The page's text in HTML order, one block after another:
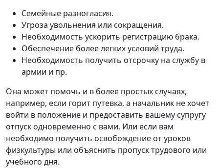
Семейные разногласия.
Угроза увольнения или сокращения.
Необходимость ускорить регистрацию брака.
Обеспечение более легких условий труда.
Необходимость получить отсрочку на службу в
армии и пр.
Она может помочь и в более простых случаях,
например, если горит путевка, а начальник не хочет
войти в положение и предоставить вашему супругу
отпуск одновременно с вами. Или если вам
необходимо получить освобождение от уроков
физкультуры или объяснить пропуск трудового или
учебного дня.